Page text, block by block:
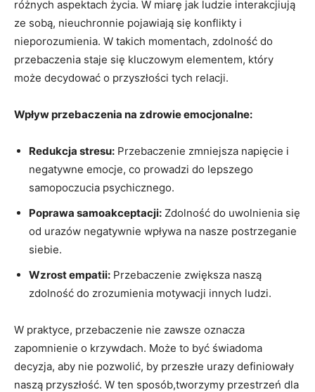
różnych aspektach życia.⁣ W ⁣miarę jak ludzie interakcjiują
ze sobą, nieuchronnie‍ pojawiają się konflikty i
nieporozumienia. W ⁤takich ⁣momentach, zdolność do‍
przebaczenia staje się kluczowym elementem, który
może decydować o‍ przyszłości tych relacji.
Wpływ przebaczenia na zdrowie emocjonalne:
Redukcja ⁣stresu: Przebaczenie zmniejsza napięcie i
⁣negatywne emocje,⁢ co prowadzi⁢ do lepszego
samopoczucia⁣ psychicznego.
Poprawa samoakceptacji: Zdolność do uwolnienia się
od urazów⁤ negatywnie wpływa na nasze postrzeganie‌
siebie.
Wzrost empatii: Przebaczenie zwiększa ‌naszą
zdolność do zrozumienia motywacji ⁢innych ludzi.
W praktyce, przebaczenie nie‍ zawsze ​oznacza
zapomnienie o krzywdach. Może to ‍być świadoma
decyzja, aby nie pozwolić, by przeszłe urazy definiowały
naszą przyszłość. W ten sposób,tworzymy przestrzeń dla